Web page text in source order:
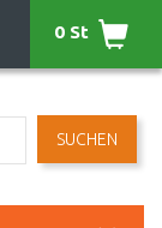
SUCHEN
0 St